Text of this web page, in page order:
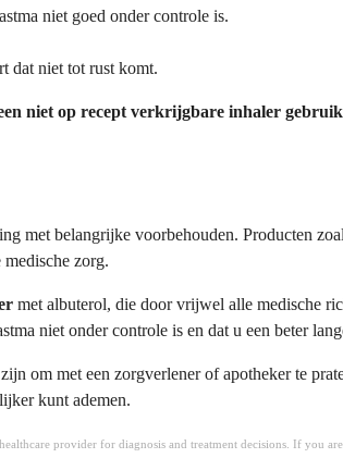
niet goed onder controle is.
dat niet tot rust komt.
niet op recept verkrijgbare inhaler
met belangrijke voorbehouden. Producten
zorg.
met albuterol, die door vrijwel alle medische
niet onder controle is en dat u een beter
om met een zorgverlener of apotheker te
kunt ademen.
provider for diagnosis and treatment decisions. If you